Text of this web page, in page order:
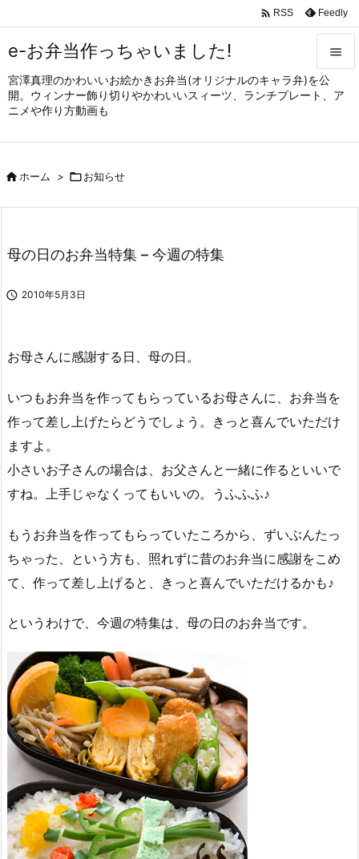
e-お弁当作っちゃいました!
宮澤真理のかわいいお絵かきお弁当(オリジナルのキャラ弁)を公
開。ウィンナー飾り切りやかわいいスィーツ、ランチプレート、ア
ニメや作り方動画も


メニュ
サイド

 RSS Feedly
ホーム > お知らせ
母の日のお弁当特集 – 今週の特集
 2010年5月3日
お母さんに感謝する日、母の日。
いつもお弁当を作ってもらっているお母さんに、お弁当を
作って差し上げたらどうでしょう。きっと喜んでいただけ
ますよ。
小さいお子さんの場合は、お父さんと一緒に作るといいで
すね。上手じゃなくってもいいの。うふふふ♪
もうお弁当を作ってもらっていたころから、ずいぶんたっ
ちゃった、という方も、照れずに昔のお弁当に感謝をこめ
て、作って差し上げると、きっと喜んでいただけるかも♪
というわけで、今週の特集は、母の日のお弁当です。